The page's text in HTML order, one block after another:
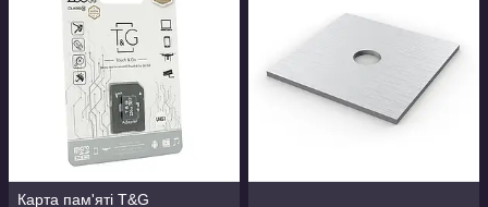
Карта пам'яті T&G